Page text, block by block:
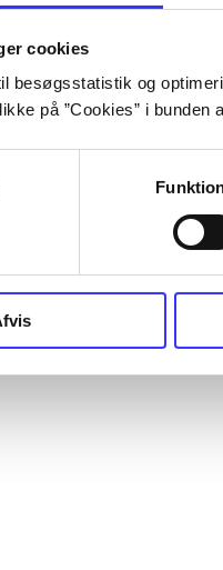
cookies
besøgsstatistik og
på ”Cookies” i